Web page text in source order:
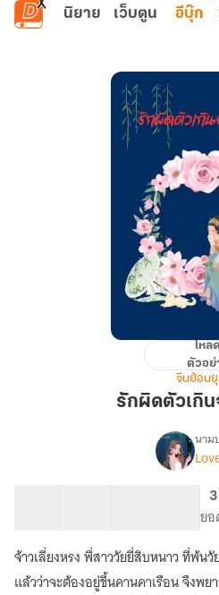
ข้ามไปยังเนื้อหาหลัก
นิยาย เว็บตูน อีบุ๊ก
ตัว
โหลด
ตัวอย่
จีนย้อน
รักผิดตัวเกิน
เรื่อ
ผิด
ตัว
เกิน
จะ
ห้า
ใจ
นาม
ยอ
จ้าวเลี่ยงหรง พี่สาววัยยี่สิบหนาว ที่พ้นวัยการแต่งงานมาแล้ว นางทำใจไว้
แล้วว่าจะต้องอยู่ขึ้นคานคาเรือน จึงพ